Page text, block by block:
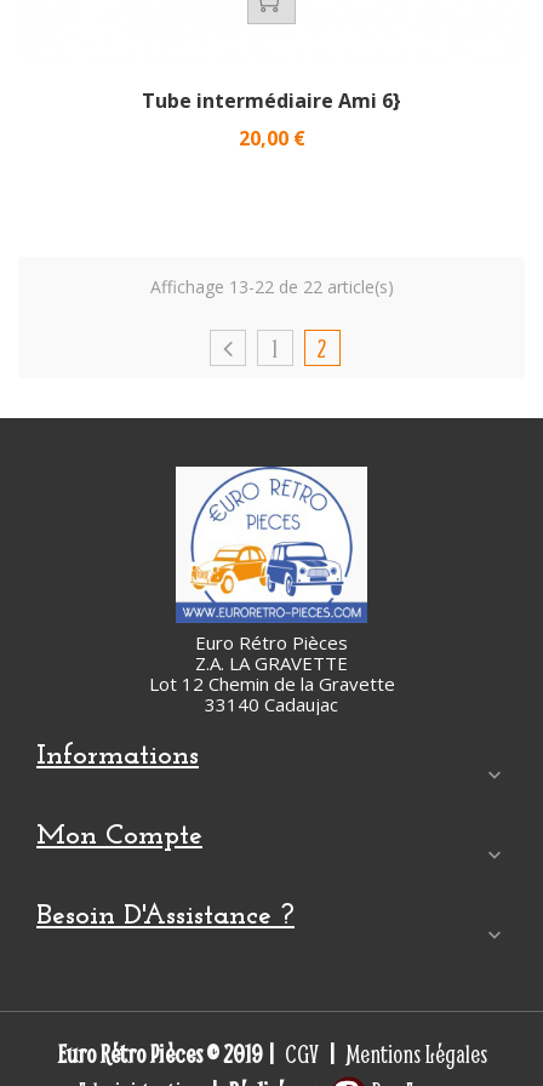
Tube intermédiaire Ami 6}
Prix
20,00 €
Affichage 13-22 de 22 article(s)
1 2
Euro Rétro Pièces
Z.A. LA GRAVETTE
Lot 12 Chemin de la Gravette
33140 Cadaujac
Informations

Mon Compte

Besoin D'Assistance ?

Euro Rétro Pièces © 2019 | CGV| Mentions Légales